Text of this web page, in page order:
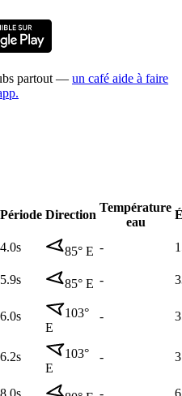
partout — un café aide à faire
Période Direction
Température
eau
4.0s 85° E -
5.9s 85° E -
6.0s 103°
E
-
6.2s 103°
E
-